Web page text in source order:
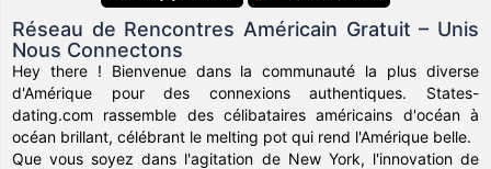
Réseau de Rencontres Américain Gratuit – Unis
Nous Connectons
Hey there ! Bienvenue dans la communauté la plus diverse
d'Amérique pour des connexions authentiques. States-
dating.com rassemble des célibataires américains d'océan à
océan brillant, célébrant le melting pot qui rend l'Amérique belle.
Que vous soyez dans l'agitation de New York, l'innovation de